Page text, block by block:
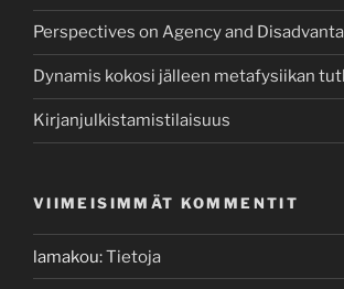
Perspectives on Agency and
Dynamis kokosi jälleen metafysiikan
Kirjanjulkistamistilaisuus
VIIMEISIMMÄT KOMMENTIT
lamakou:Tietoja